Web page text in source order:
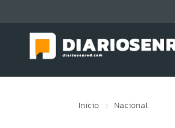
Inicio Nacional